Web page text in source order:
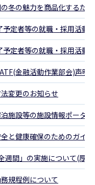
冬の魅力を商品化するた
定者等の就職・採用活動
定者等の就職・採用活動
金融活動作業部会)声明
変更のお知らせ
施設等の施設情報ポータ
全と健康確保のためのガイ
週間」の実施について(厚
規程例について